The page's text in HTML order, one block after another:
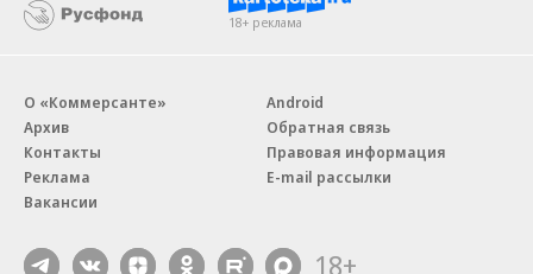
18+ реклама
О «Коммерсанте»
Архив
Контакты
Реклама
Вакансии
Android
Обратная связь
Правовая информация
E-mail рассылки
18+